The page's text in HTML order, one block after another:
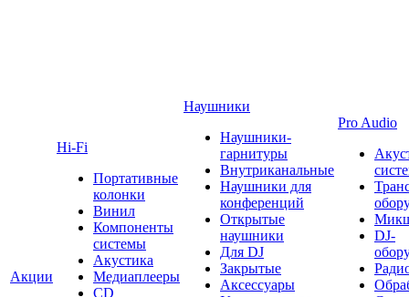
Акции
Hi-Fi
Портативные
колонки
Винил
Компоненты
системы
Акустика
Медиаплееры
CD
Наушники
Наушники-
гарнитуры
Внутриканальные
Наушники для
конференций
Открытые
наушники
Для DJ
Закрытые
Аксессуары
Pro Audio
DJ-